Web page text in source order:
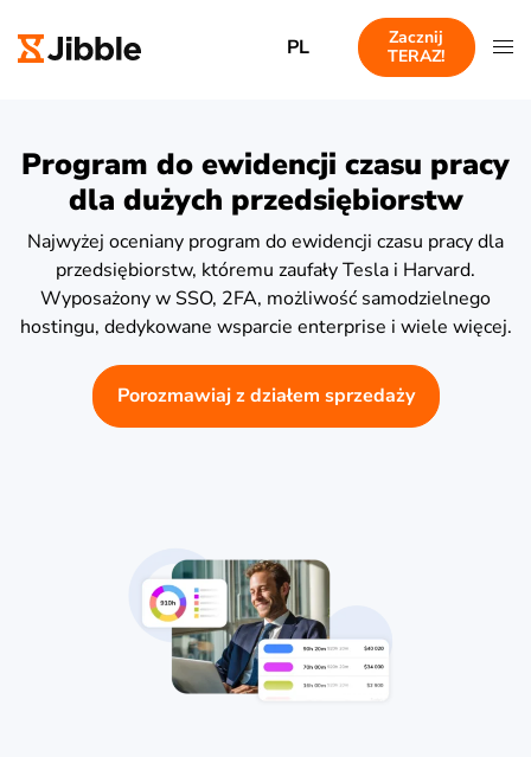
PL
Zacznij
TERAZ!
Program do ewidencji czasu pracy
dla dużych przedsiębiorstw
Najwyżej oceniany program do ewidencji czasu pracy dla
przedsiębiorstw, któremu zaufały Tesla i Harvard.
Wyposażony w SSO, 2FA, możliwość samodzielnego
hostingu, dedykowane wsparcie enterprise i wiele więcej.
Porozmawiaj z działem sprzedaży